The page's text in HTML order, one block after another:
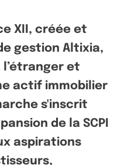
XII, créée et
gestion Altixia,
et
actif immobilier
s'inscrit
de la SCPI
aspirations